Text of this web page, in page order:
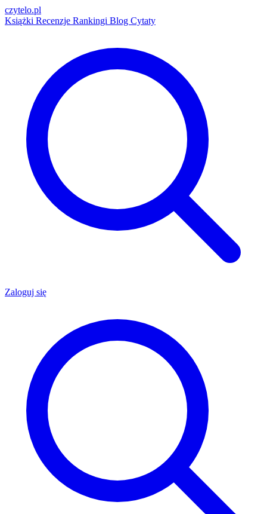
czytelo.pl
Książki Recenzje Rankingi Blog Cytaty
Zaloguj się